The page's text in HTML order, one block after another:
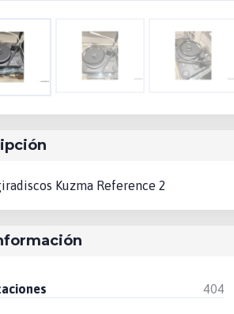
Kuzma Reference 2
404